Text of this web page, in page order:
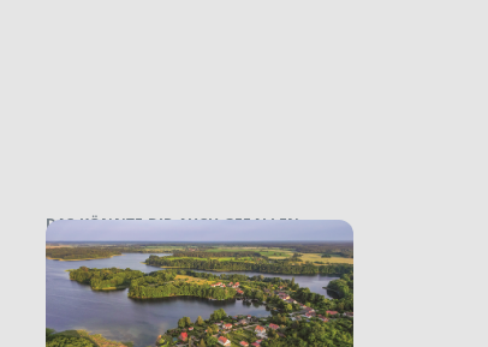
DAS KÖNNTE DIR AUCH GEFALLEN: